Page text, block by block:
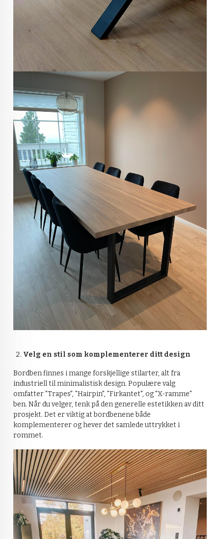
Velg en stil som komplementerer ditt design
Bordben finnes i mange forskjellige stilarter, alt fra
industriell til minimalistisk design. Populære valg
omfatter "Trapes", "Hairpin", "Firkantet", og "X-ramme"
ben. Når du velger, tenk på den generelle estetikken av ditt
prosjekt. Det er viktig at bordbenene både
komplementerer og hever det samlede uttrykket i
rommet.